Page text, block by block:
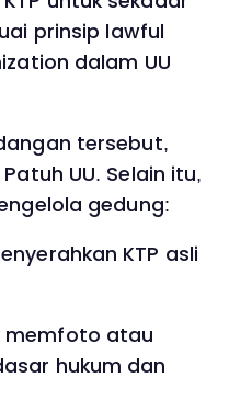
prinsip lawful
dalam UU
tersebut,
UU. Selain itu,
gedung:
KTP asli
memfoto atau
hukum dan